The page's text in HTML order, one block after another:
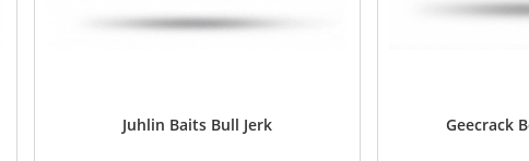
Juhlin Baits Bull Jerk Geecrack